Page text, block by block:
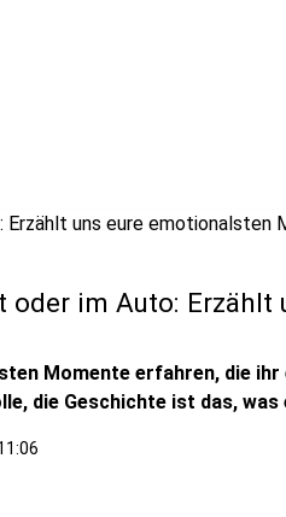
oder im Auto: Erzählt
Momente erfahren, die
die Geschichte ist das, was